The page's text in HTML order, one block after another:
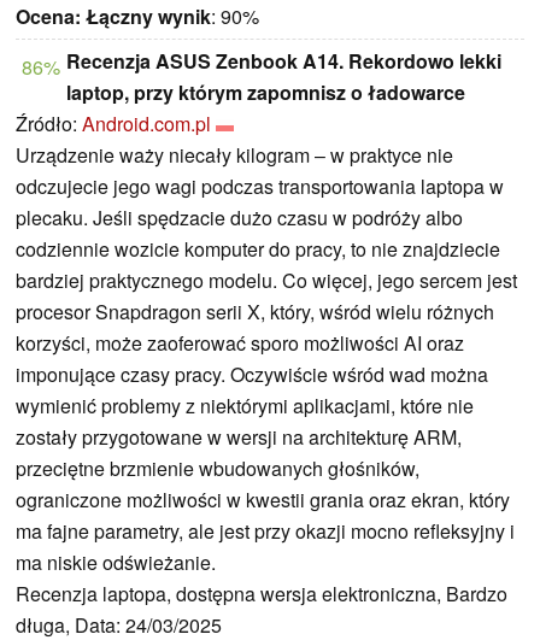
Ocena: Łączny wynik: 90%
86% Recenzja ASUS Zenbook A14. Rekordowo lekki
laptop, przy którym zapomnisz o ładowarce
Źródło: Android.com.pl
Urządzenie waży niecały kilogram – w praktyce nie
odczujecie jego wagi podczas transportowania laptopa w
plecaku. Jeśli spędzacie dużo czasu w podróży albo
codziennie wozicie komputer do pracy, to nie znajdziecie
bardziej praktycznego modelu. Co więcej, jego sercem jest
procesor Snapdragon serii X, który, wśród wielu różnych
korzyści, może zaoferować sporo możliwości AI oraz
imponujące czasy pracy. Oczywiście wśród wad można
wymienić problemy z niektórymi aplikacjami, które nie
zostały przygotowane w wersji na architekturę ARM,
przeciętne brzmienie wbudowanych głośników,
ograniczone możliwości w kwestii grania oraz ekran, który
ma fajne parametry, ale jest przy okazji mocno refleksyjny i
ma niskie odświeżanie.
Recenzja laptopa, dostępna wersja elektroniczna, Bardzo
długa, Data: 24/03/2025